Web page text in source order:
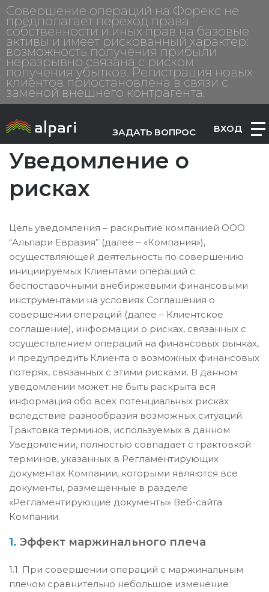
Совершение операций на Форекс не
предполагает переход права
собственности и иных прав на базовые
активы и имеет рискованный характер:
возможность получения прибыли
неразрывно связана с риском
получения убытков. Регистрация новых
клиентов приостановлена в связи с
заменой внешнего контрагента.
ЗАДАТЬ ВОПРОС ВХОД
Уведомление о
рисках
Цель уведомления – раскрытие компанией ООО
“Альпари Евразия” (далее – «Компания»),
осуществляющей деятельность по совершению
инициируемых Клиентами операций с
беспоставочными внебиржевыми финансовыми
инструментами на условиях Cоглашения о
совершении операций (далее – Клиентское
соглашение), информации о рисках, связанных с
осуществлением операций на финансовых рынках,
и предупредить Клиента о возможных финансовых
потерях, связанных с этими рисками. В данном
уведомлении может не быть раскрыта вся
информация обо всех потенциальных рисках
вследствие разнообразия возможных ситуаций.
Трактовка терминов, используемых в данном
Уведомлении, полностью совпадает с трактовкой
терминов, указанных в Регламентирующих
документах Компании, которыми являются все
документы, размещенные в разделе
«Регламентирующие документы» Веб-сайта
Компании.
1. Эффект маржинального плеча
1.1. При совершении операций с маржинальным
плечом сравнительно небольшое изменение